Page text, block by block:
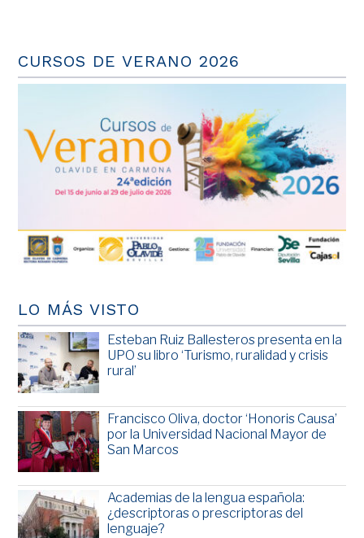
CURSOS DE VERANO 2026
LO MÁS VISTO
Esteban Ruiz Ballesteros presenta en la
UPO su libro ‘Turismo, ruralidad y crisis
rural’
Francisco Oliva, doctor ‘Honoris Causa’
por la Universidad Nacional Mayor de
San Marcos
Academias de la lengua española:
¿descriptoras o prescriptoras del
lenguaje?